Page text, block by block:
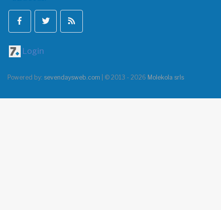
Login
Powered by: sevendaysweb.com | © 2013 - 2026 Molekola srls